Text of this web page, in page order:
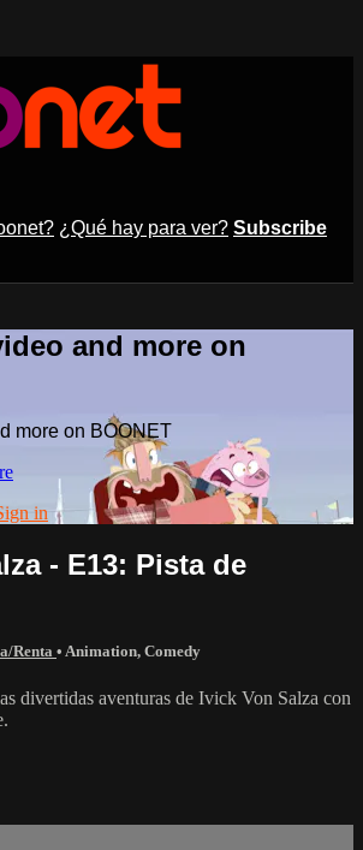
¿Qué hay para ver? Subscribe
and more on
more on BOONET
in
- E13: Pista de
Renta • Animation, Comedy
divertidas aventuras de Ivick Von Salza con